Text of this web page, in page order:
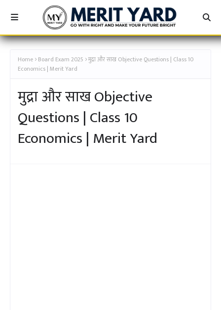
Home Board Exam 2025 मुद्रा और साख Objective Questions | Class 10
Economics | Merit Yard
मुद्रा और साख Objective
Questions | Class 10
Economics | Merit Yard
[कक्षा 10TH - अचूक बैच - मुद्रा और साख - MERIT YARD]